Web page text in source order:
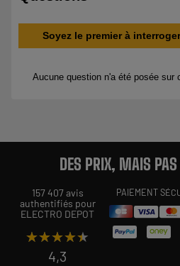
DES PRIX, MAIS
157 407 avis
authentifiés pour
ELECTRO DEPOT
★★★★★
★★★★★
4,3
PAIEMENT